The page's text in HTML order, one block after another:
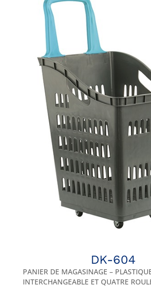
DK-604
PANIER DE MAGASINAGE –
INTERCHANGEABLE ET QUATRE